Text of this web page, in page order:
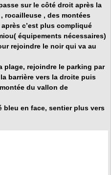
sur le côté droit après la
rocailleuse , des montées
après c’est plus compliqué
( équipements nécessaires)
rejoindre le noir qui va au
plage, rejoindre le parking par
barrière vers la droite puis
du vallon de
en face, sentier plus vers